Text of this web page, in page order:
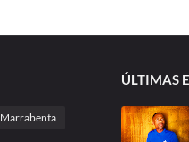
Marrabenta
ÚLTIMAS